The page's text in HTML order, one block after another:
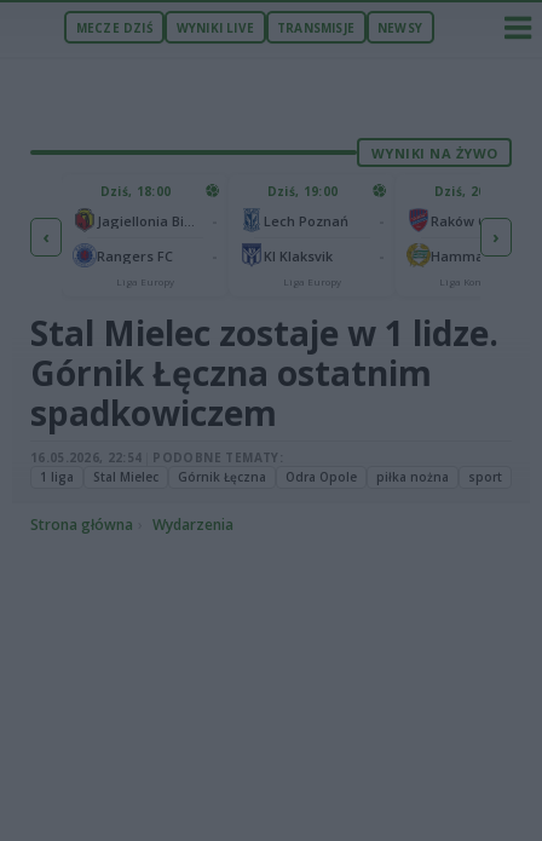
MECZE DZIŚ WYNIKI LIVE TRANSMISJE NEWSY
WYNIKI NA ŻYWO
‹
1
0
Dziś, 18:00
Rangers FC
Liga Europy
Dziś, 19:00
Lech Poznań
KI Klaksvik
Liga Europy
Dziś, 20:00
Hammarby IF
Liga Konferencji
›
Stal Mielec zostaje w 1 lidze.
Górnik Łęczna ostatnim
spadkowiczem
16.05.2026, 22:54
PODOBNE TEMATY:
1 liga
Stal Mielec Górnik Łęczna Odra Opole piłka nożna sport
Strona główna Wydarzenia